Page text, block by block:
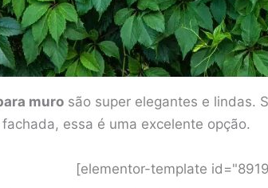
muro são super elegantes e lindas.
essa é uma excelente opção.
[elementor-template